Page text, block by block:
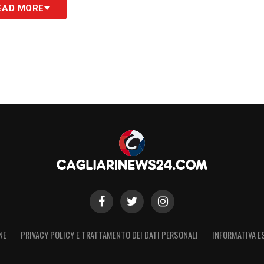
giudiziarie precedenti in altri paesi
l’attuazione dei RAF per ogni
una situazione di standard legali
in particolare tra l’Europa e il resto
tale incertezza e disuguaglianza e di
MORE
PRIVACY POLICY E TRATTAMENTO DEI DATI PERSONALI INFORMATIVA